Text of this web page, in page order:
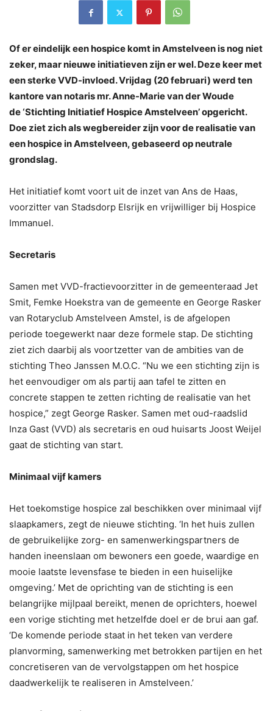
Of er eindelijk een hospice komt in Amstelveen is nog niet
zeker, maar nieuwe initiatieven zijn er wel. Deze keer met
een sterke VVD-invloed. Vrijdag (20 februari) werd ten
kantore van notaris mr. Anne-Marie van der Woude
de ‘Stichting Initiatief Hospice Amstelveen’ opgericht.
Doe ziet zich als wegbereider zijn voor de realisatie van
een hospice in Amstelveen, gebaseerd op neutrale
grondslag.
Het initiatief komt voort uit de inzet van Ans de Haas,
voorzitter van Stadsdorp Elsrijk en vrijwilliger bij Hospice
Immanuel.
Secretaris
Samen met VVD-fractievoorzitter in de gemeenteraad Jet
Smit, Femke Hoekstra van de gemeente en George Rasker
van Rotaryclub Amstelveen Amstel, is de afgelopen
periode toegewerkt naar deze formele stap. De stichting
ziet zich daarbij als voortzetter van de ambities van de
stichting Theo Janssen M.O.C. “Nu we een stichting zijn is
het eenvoudiger om als partij aan tafel te zitten en
concrete stappen te zetten richting de realisatie van het
hospice,” zegt George Rasker. Samen met oud-raadslid
Inza Gast (VVD) als secretaris en oud huisarts Joost Weijel
gaat de stichting van start.
Minimaal vijf kamers
Het toekomstige hospice zal beschikken over minimaal vijf
slaapkamers, zegt de nieuwe stichting. ‘In het huis zullen
de gebruikelijke zorg- en samenwerkingspartners de
handen ineenslaan om bewoners een goede, waardige en
mooie laatste levensfase te bieden in een huiselijke
omgeving.’ Met de oprichting van de stichting is een
belangrijke mijlpaal bereikt, menen de oprichters, hoewel
een vorige stichting met hetzelfde doel er de brui aan gaf.
‘De komende periode staat in het teken van verdere
planvorming, samenwerking met betrokken partijen en het
concretiseren van de vervolgstappen om het hospice
daadwerkelijk te realiseren in Amstelveen.’